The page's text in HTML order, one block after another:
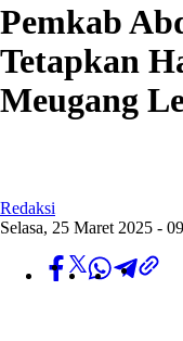
Pemkab
Tetapkan
Meugang
Redaksi
Selasa, 25 Maret 2025 -